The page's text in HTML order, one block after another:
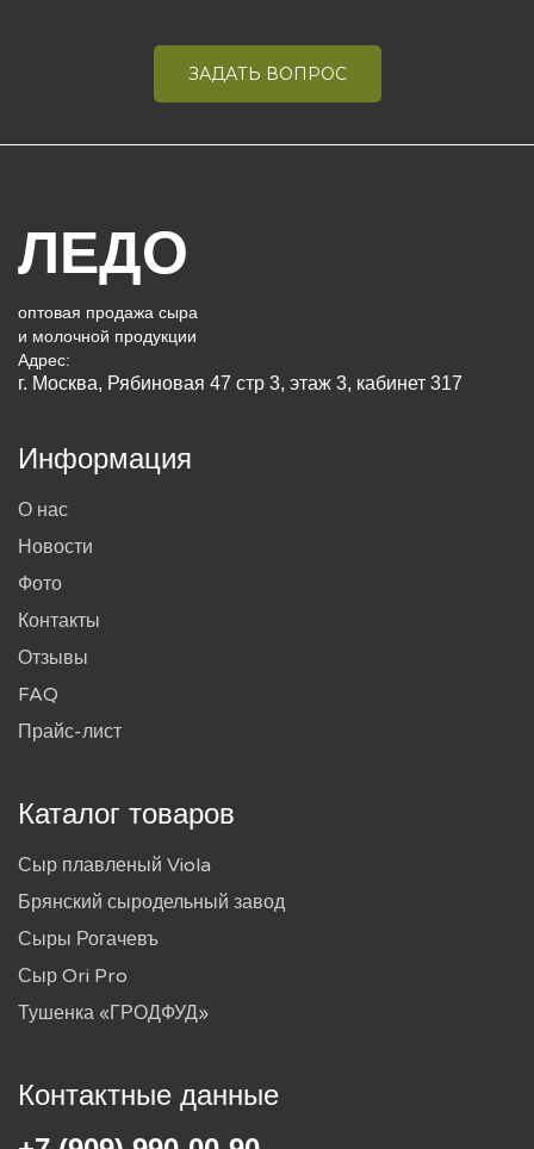
ЗАДАТЬ ВОПРОС
ЛЕДО
оптовая продажа сыра
и молочной продукции
Адрес:
г. Москва, Рябиновая 47 стр 3, этаж 3, кабинет 317
Информация
О нас
Новости
Фото
Контакты
Отзывы
FAQ
Прайс-лист
Каталог товаров
Сыр плавленый Viola
Брянский сыродельный завод
Сыры Рогачевъ
Сыр Ori Pro
Тушенка «ГРОДФУД»
Контактные данные